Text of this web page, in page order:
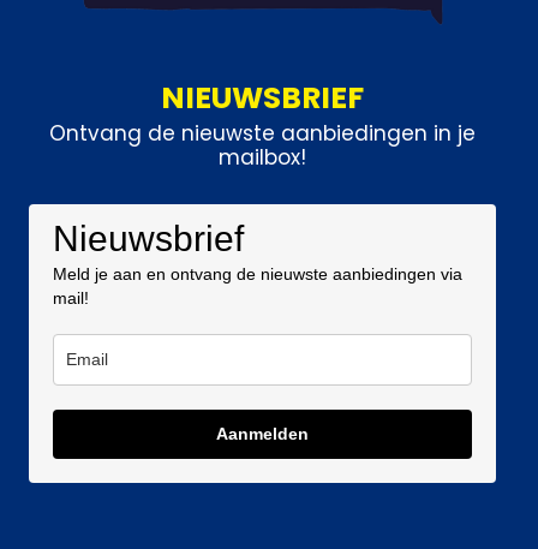
NIEUWSBRIEF
Ontvang de nieuwste aanbiedingen in je
mailbox!
Nieuwsbrief
Meld je aan en ontvang de nieuwste aanbiedingen via
mail!
Aanmelden